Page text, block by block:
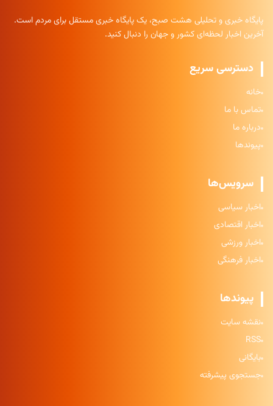
پایگاه خبری و تحلیلی هشت صبح، یک پایگاه خبری مستقل برای مردم است.
آخرین اخبار لحظه‌ای کشور و جهان را دنبال کنید.
دسترسی سریع
خانه
تماس با ما
درباره ما
پیوندها
سرویس‌ها
اخبار سیاسی
اخبار اقتصادی
اخبار ورزشی
اخبار فرهنگی
پیوندها
نقشه سایت
RSS
بایگانی
جستجوی پیشرفته